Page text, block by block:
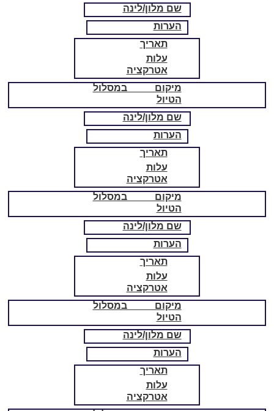
הערות
שם מלון/לינה
תאריך
עלות
אטרקציה
הערות
מיקום במסלול
הטיול
שם מלון/לינה
תאריך
עלות
אטרקציה
הערות
מיקום במסלול
הטיול
שם מלון/לינה
תאריך
עלות
אטרקציה
הערות
מיקום במסלול
הטיול
שם מלון/לינה
תאריך
עלות
אטרקציה